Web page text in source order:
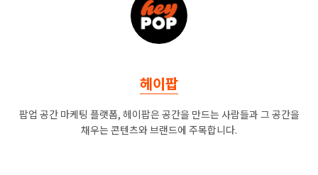
헤이팝
팝업 공간 마케팅 플랫폼, 헤이팝은 공간을 만드는 사람들과 그 공간을
채우는 콘텐츠와 브랜드에 주목합니다.